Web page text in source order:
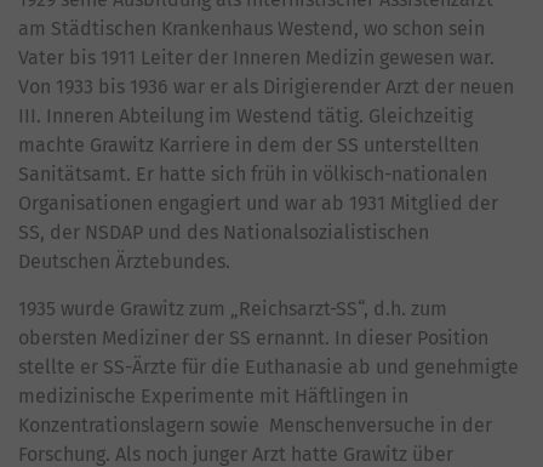
am Städtischen Krankenhaus Westend, wo schon sein
Vater bis 1911 Leiter der Inneren Medizin gewesen war.
Von 1933 bis 1936 war er als Dirigierender Arzt der neuen
III. Inneren Abteilung im Westend tätig. Gleichzeitig
machte Grawitz Karriere in dem der SS unterstellten
Sanitätsamt. Er hatte sich früh in völkisch-nationalen
Organisationen engagiert und war ab 1931 Mitglied der
SS, der NSDAP und des Nationalsozialistischen
Deutschen Ärztebundes.
1935 wurde Grawitz zum „Reichsarzt-SS“, d.h. zum
obersten Mediziner der SS ernannt. In dieser Position
stellte er SS-Ärzte für die Euthanasie ab und genehmigte
medizinische Experimente mit Häftlingen in
Konzentrationslagern sowie Menschenversuche in der
Forschung. Als noch junger Arzt hatte Grawitz über